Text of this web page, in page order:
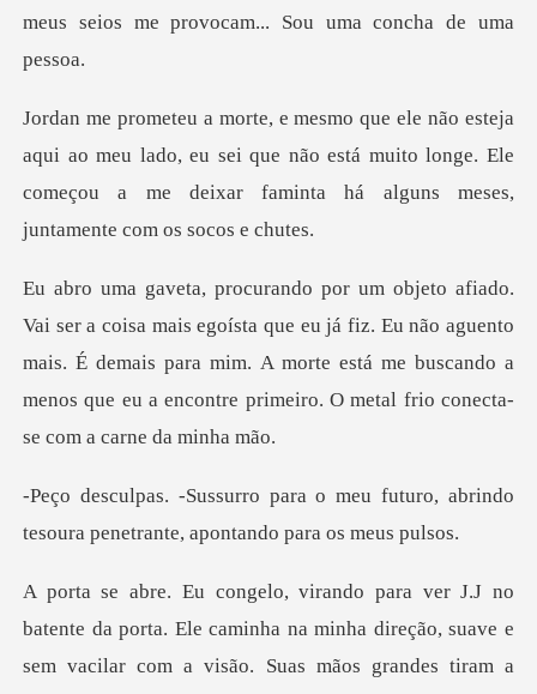
meu lado, eu sei que não está muito longe. Ele
começou a me d
que eu já fiz. Eu não aguento
mais. É demais para mim. A morte está me buscando a
meu futuro, abrindo
tesoura penetr
minha direção, suave e
sem vacilar com a visão. Suas mãos grandes tiram a